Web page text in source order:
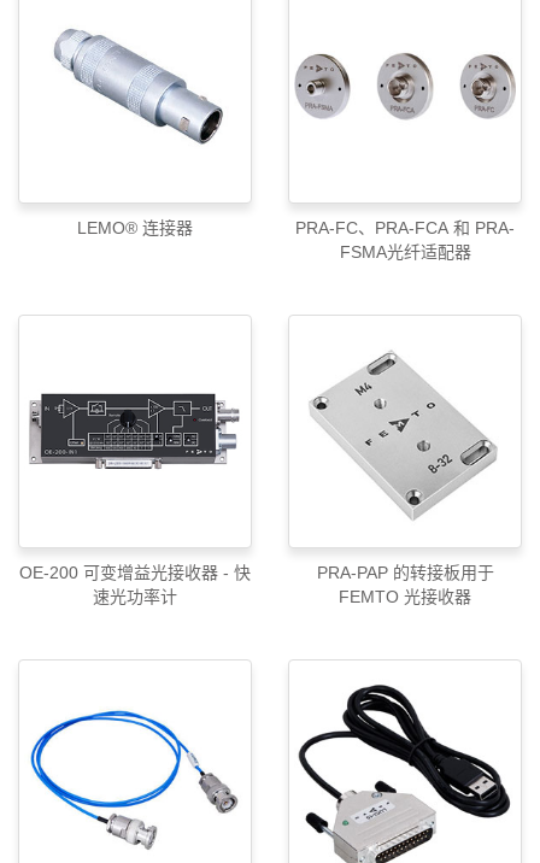
LEMO® 连接器
PRA-FC、PRA-FCA 和 PRA-
FSMA光纤适配器
OE-200 可变增益光接收器 - 快
速光功率计
PRA-PAP 的转接板用于
FEMTO 光接收器